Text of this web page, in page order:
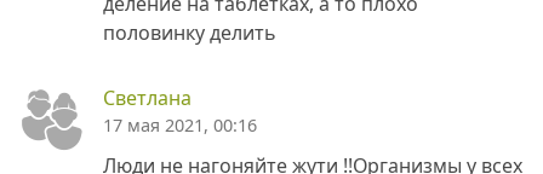
половинку делить
Светлана
17 мая 2021, 00:16
Люди не нагоняйте жути !!Организмы у всех